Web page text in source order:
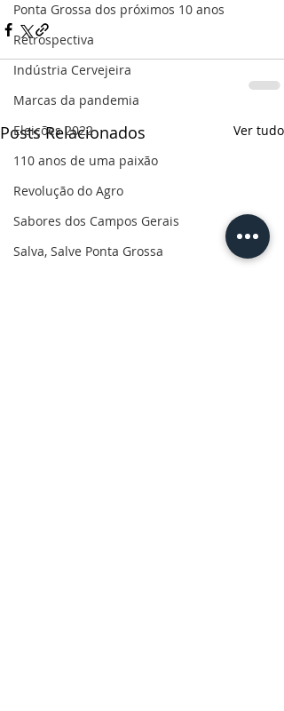
Ponta Grossa dos próximos 10 anos
Retrospectiva
Indústria Cervejeira
Marcas da pandemia
Eleições 2022
110 anos de uma paixão
Revolução do Agro
Sabores dos Campos Gerais
Salva, Salve Ponta Grossa
Posts Relacionados Ver tudo